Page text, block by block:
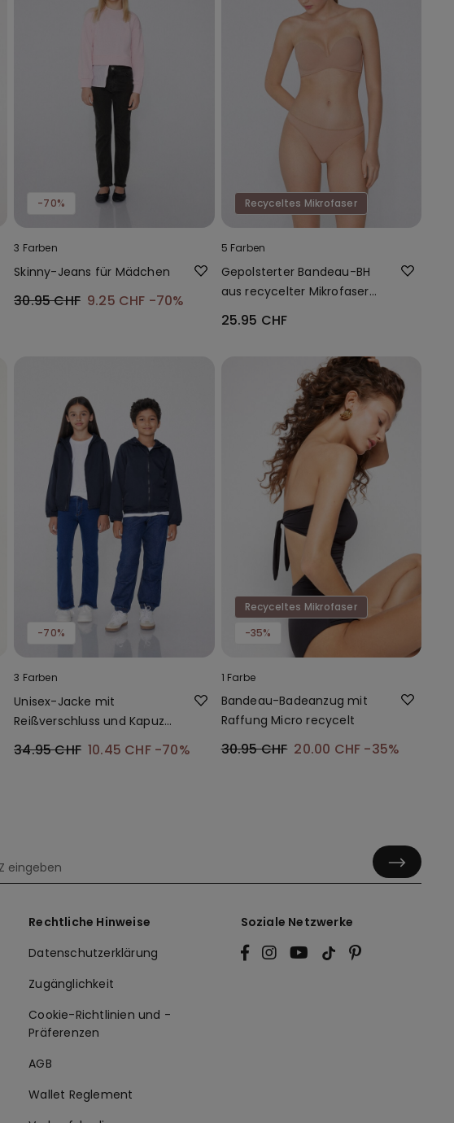
-70%
3 Farben
Skinny-Jeans für Mädchen
30.95 CHF 9.25 CHF -70%
Recyceltes Mikrofaser
5 Farben
Gepolsterter Bandeau-BH
aus recycelter Mikrofaser
25.95 CHF
-70%
3 Farben
Unisex-Jacke mit
Reißverschluss und Kapuze
aus Funktionsgewebe für
34.95 CHF 10.45 CHF -70%
Recyceltes Mikrofaser
-35%
1 Farbe
Bandeau-Badeanzug mit
Raffung Micro recycelt
30.95 CHF 20.00 CHF -35%
Rechtliche Hinweise
Datenschutzerklärung
Zugänglichkeit
Cookie-Richtlinien und -
Präferenzen
AGB
Wallet Reglement
Soziale Netzwerke